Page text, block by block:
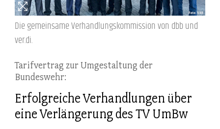
Die gemeinsame Verhandlungskommission von dbb und
ver.di.
Tarifvertrag zur Umgestaltung der
Bundeswehr:
Erfolgreiche Verhandlungen über
eine Verlängerung des TV UmBw